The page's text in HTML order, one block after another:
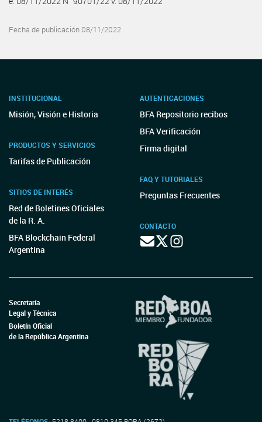
Fecha de publicación 08/11/2022
INSTITUCIONAL
Misión, Visión e Historia
PRODUCTOS Y SERVICIOS
Tarifas de Publicación
SITIOS DE INTERÉS
Red de Boletines Oficiales
de la R. A.
BFA Blockchain Federal
Argentina
AUTENTICACIONES
BFA Repositorio recibos
BFA Verificación
Firma digital
FAQ Y TUTORIALES
Preguntas Frecuentes
CONTACTO
Secretaría
Legal y Técnica
Boletín Oficial
de la República Argentina